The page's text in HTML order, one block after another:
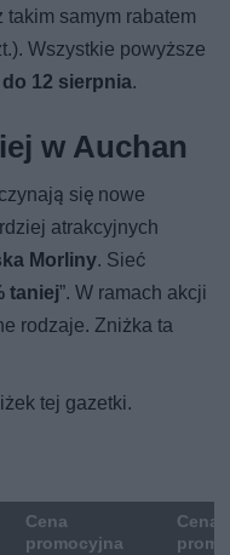
takim samym rabatem
Wszystkie powyższe
12 sierpnia.
w Auchan
się nowe
atrakcyjnych
Morliny. Sieć
taniej”. W ramach akcji
rodzaje. Zniżka ta
tej gazetki.
Cena
promocyjna
Cena